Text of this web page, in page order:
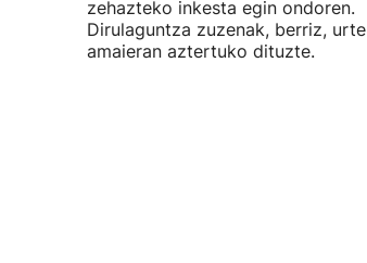
zehazteko inkesta egin ondoren.
Dirulaguntza zuzenak, berriz, urte
amaieran aztertuko dituzte.